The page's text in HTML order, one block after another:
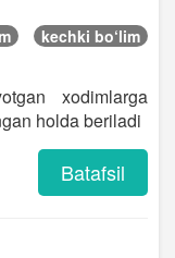
kechki bo‘lim
xodimlarga
holda beriladi
Batafsil